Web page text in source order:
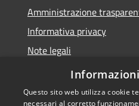
Amministrazione
Informativa privacy
Note legali
Dichiarazione di accessibilità
Questo sito web utilizza cookie
necessari al corretto